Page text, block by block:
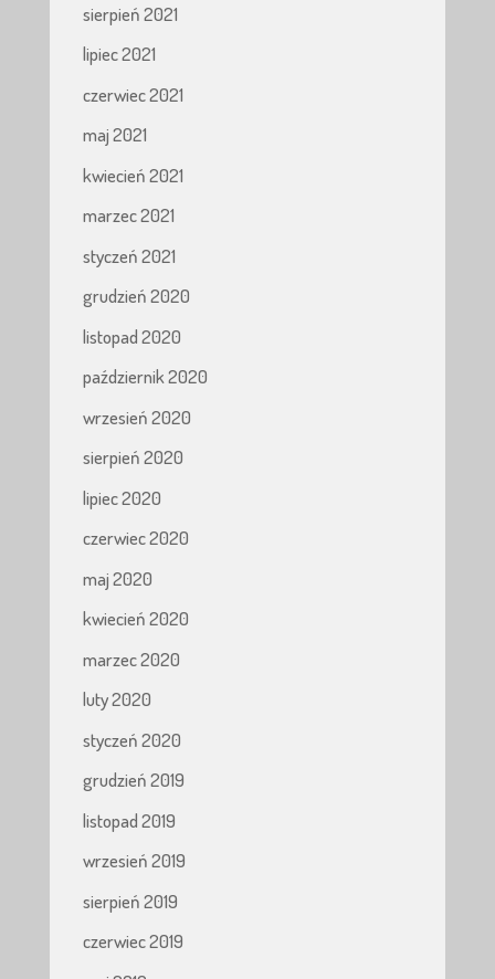
sierpień 2021
lipiec 2021
czerwiec 2021
maj 2021
kwiecień 2021
marzec 2021
styczeń 2021
grudzień 2020
listopad 2020
październik 2020
wrzesień 2020
sierpień 2020
lipiec 2020
czerwiec 2020
maj 2020
kwiecień 2020
marzec 2020
luty 2020
styczeń 2020
grudzień 2019
listopad 2019
wrzesień 2019
sierpień 2019
czerwiec 2019